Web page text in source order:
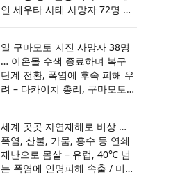
인 세우타 사태 사망자 72명 …
일 구마모토 지진 사망자 38명
… 이온몰 수색 종료하며 복구
단계 전환, 폭염에 후속 피해 우
려 – 다카이치 총리, 구마모토
해’ 선포
세계 곳곳 자연재해로 비상 …
폭염, 산불, 가뭄, 홍수 등 연쇄
재난으로 몸살 – 유럽, 40℃ 넘
는 폭염에 인명피해 속출 / 미국